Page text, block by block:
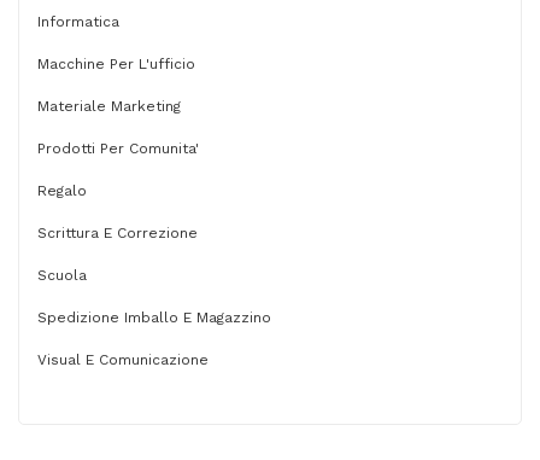
Informatica
Macchine Per L'ufficio
Materiale Marketing
Prodotti Per Comunita'
Regalo
Scrittura E Correzione
Scuola
Spedizione Imballo E Magazzino
Visual E Comunicazione